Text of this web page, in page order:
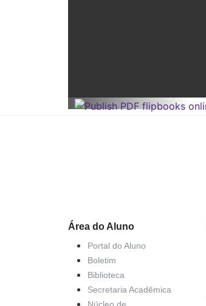
Área do Aluno
Portal do Aluno
Boletim
Biblioteca
Secretaria Acadêmica